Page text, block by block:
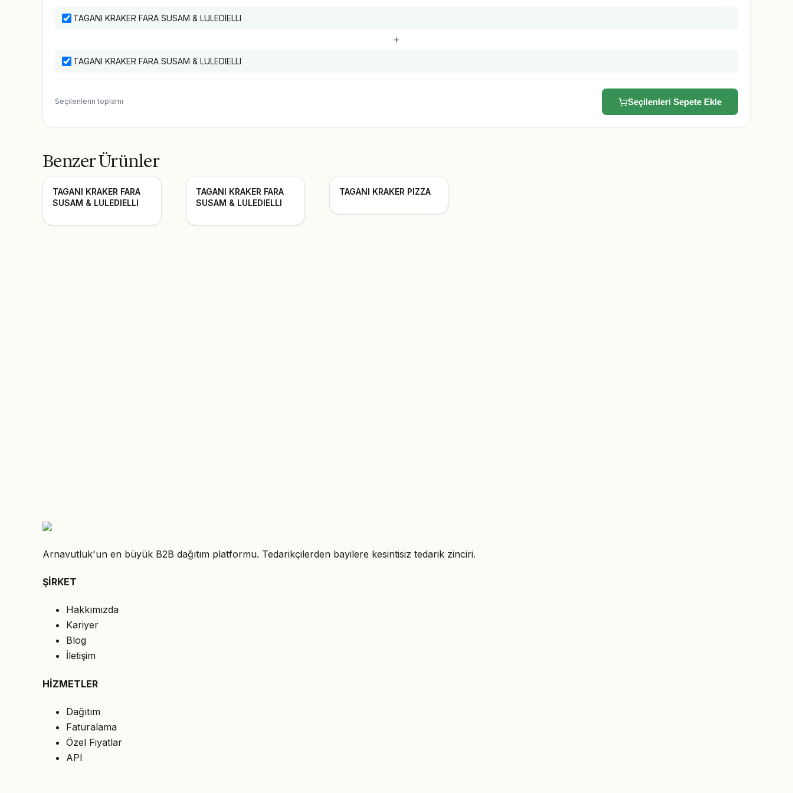
TAGANI KRAKER FARA SUSAM & LULEDIELLI
+
TAGANI KRAKER FARA SUSAM & LULEDIELLI
Seçilenlerin toplamı Seçilenleri Sepete Ekle
Benzer Ürünler
TAGANI KRAKER FARA
SUSAM & LULEDIELLI
TAGANI KRAKER FARA
SUSAM & LULEDIELLI
TAGANI KRAKER PIZZA
Arnavutluk'un en büyük B2B dağıtım platformu. Tedarikçilerden bayilere kesintisiz tedarik zinciri.
ŞİRKET
Hakkımızda
Kariyer
Blog
İletişim
HİZMETLER
Dağıtım
Faturalama
Özel Fiyatlar
API